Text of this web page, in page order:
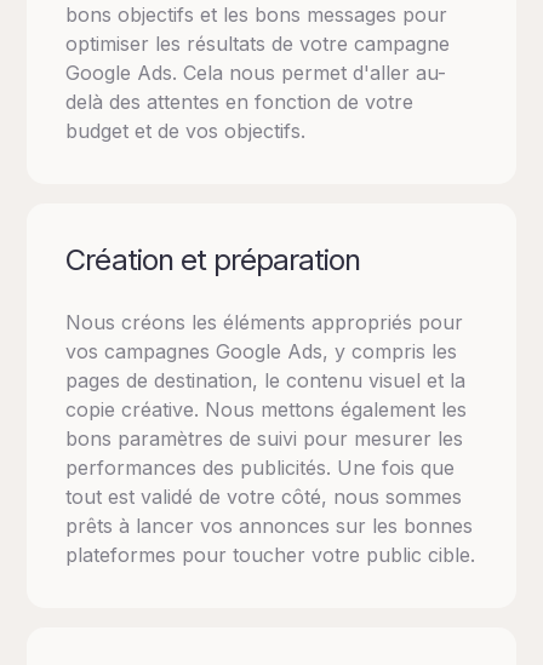
bons objectifs et les bons messages pour
optimiser les résultats de votre campagne
Google Ads. Cela nous permet d'aller au-
delà des attentes en fonction de votre
budget et de vos objectifs.
Création et préparation
Nous créons les éléments appropriés pour
vos campagnes Google Ads, y compris les
pages de destination, le contenu visuel et la
copie créative. Nous mettons également les
bons paramètres de suivi pour mesurer les
performances des publicités. Une fois que
tout est validé de votre côté, nous sommes
prêts à lancer vos annonces sur les bonnes
plateformes pour toucher votre public cible.